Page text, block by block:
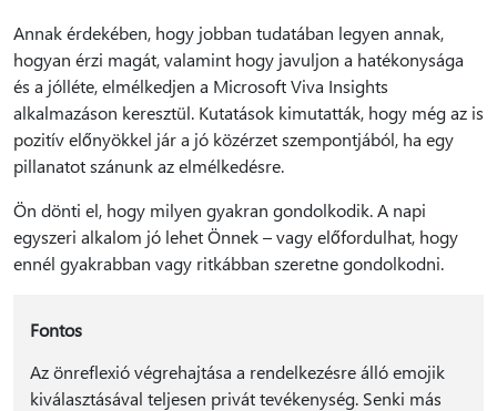
Annak érdekében, hogy jobban tudatában legyen annak,
hogyan érzi magát, valamint hogy javuljon a hatékonysága
és a jólléte, elmélkedjen a Microsoft Viva Insights
alkalmazáson keresztül. Kutatások kimutatták, hogy még az is
pozitív előnyökkel jár a jó közérzet szempontjából, ha egy
pillanatot szánunk az elmélkedésre.
Ön dönti el, hogy milyen gyakran gondolkodik. A napi
egyszeri alkalom jó lehet Önnek – vagy előfordulhat, hogy
ennél gyakrabban vagy ritkábban szeretne gondolkodni.
Fontos
Az önreflexió végrehajtása a rendelkezésre álló emojik
kiválasztásával teljesen privát tevékenység. Senki más